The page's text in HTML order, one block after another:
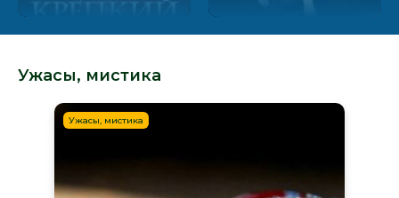
Ужасы, мистика
Ужасы, мистика